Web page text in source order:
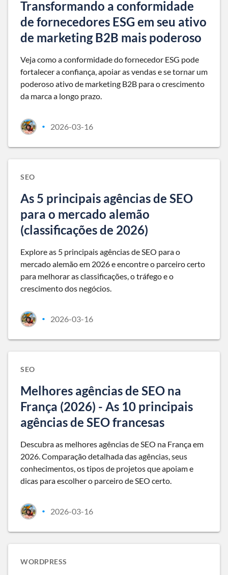
Transformando a conformidade
de fornecedores ESG em seu ativo
de marketing B2B mais poderoso
Veja como a conformidade do fornecedor ESG pode
fortalecer a confiança, apoiar as vendas e se tornar um
poderoso ativo de marketing B2B para o crescimento
da marca a longo prazo.
• 2026-03-16
SEO
As 5 principais agências de SEO
para o mercado alemão
(classificações de 2026)
Explore as 5 principais agências de SEO para o
mercado alemão em 2026 e encontre o parceiro certo
para melhorar as classificações, o tráfego e o
crescimento dos negócios.
• 2026-03-16
SEO
Melhores agências de SEO na
França (2026) - As 10 principais
agências de SEO francesas
Descubra as melhores agências de SEO na França em
2026. Comparação detalhada das agências, seus
conhecimentos, os tipos de projetos que apoiam e
dicas para escolher o parceiro de SEO certo.
• 2026-03-16
WORDPRESS